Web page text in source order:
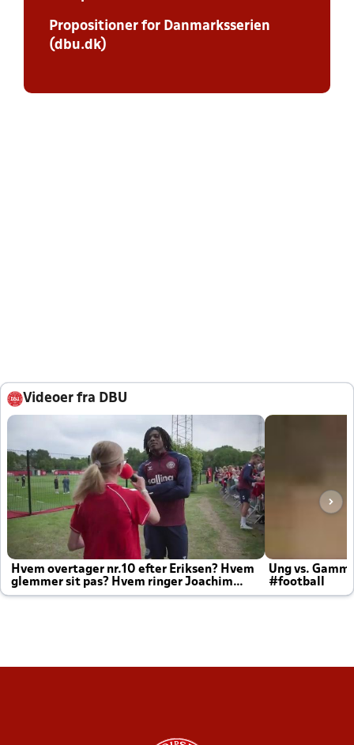
Propositioner for Danmarksserien
(dbu.dk)
Videoer fra DBU
Hvem overtager nr.10 efter Eriksen? Hvem
glemmer sit pas? Hvem ringer Joachim
altid til efter kampe?
Ung vs.
#football